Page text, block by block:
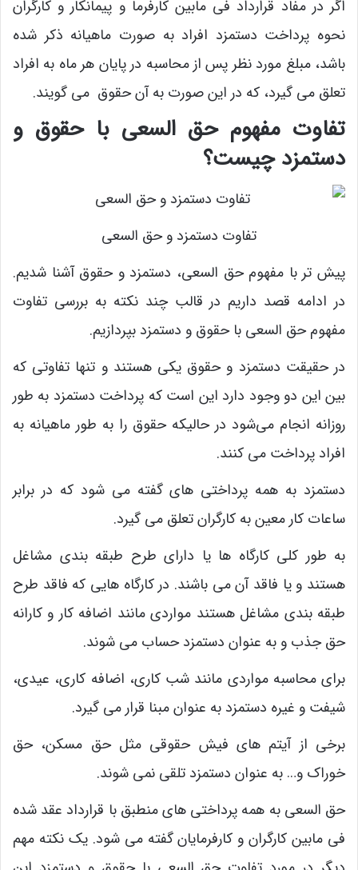
اگر در مفاد قرارداد فی مابین کارفرما و پیمانکار و کارگران
نحوه پرداخت دستمزد افراد به صورت ماهیانه ذکر شده
باشد، مبلغ مورد نظر پس از محاسبه در پایان هر ماه به افراد
تعلق می گیرد، که در این صورت به آن حقوق می گویند.
تفاوت مفهوم حق السعی با حقوق و
دستمزد چیست؟
تفاوت دستمزد و حق السعی
پیش تر با مفهوم حق السعی، دستمزد و حقوق آشنا شدیم.
در ادامه قصد داریم در قالب چند نکته به بررسی تفاوت
مفهوم حق السعی با حقوق و دستمزد بپردازیم.
در حقیقت دستمزد و حقوق یکی هستند و تنها تفاوتی که
بین این دو وجود دارد این است که پرداخت دستمزد به طور
روزانه انجام می‌شود در حالیکه حقوق را به طور ماهیانه به
افراد پرداخت می کنند.
دستمزد به همه پرداختی های گفته می شود که در برابر
ساعات کار معین به کارگران تعلق می گیرد.
به طور کلی کارگاه ها یا دارای طرح طبقه بندی مشاغل
هستند و یا فاقد آن می باشند. در کارگاه هایی که فاقد طرح
طبقه بندی مشاغل هستند مواردی مانند اضافه کار و کارانه
حق جذب و به عنوان دستمزد حساب می شوند.
برای محاسبه مواردی مانند شب کاری، اضافه کاری، عیدی،
شیفت و غیره دستمزد به عنوان مبنا قرار می گیرد.
برخی از آیتم های فیش حقوقی مثل حق مسکن، حق
خوراک و… به عنوان دستمزد تلقی نمی شوند.
حق السعی به همه پرداختی های منطبق با قرارداد عقد شده
فی مابین کارگران و کارفرمایان گفته می شود. یک نکته مهم